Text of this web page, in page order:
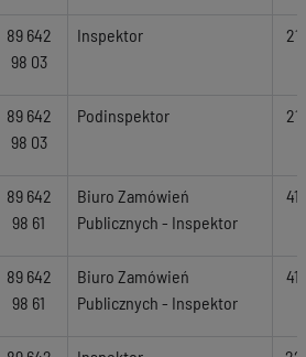
89 642
98 03
Inspektor
89 642
98 03
Podinspektor
89 642
98 61
Biuro Zamówień
Publicznych - Inspektor
89 642
98 61
Biuro Zamówień
Publicznych - Inspektor